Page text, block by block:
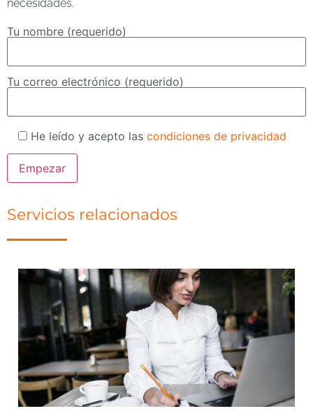
necesidades.
Tu nombre (requerido)
Tu correo electrónico (requerido)
He leído y acepto las condiciones de privacidad
Servicios relacionados